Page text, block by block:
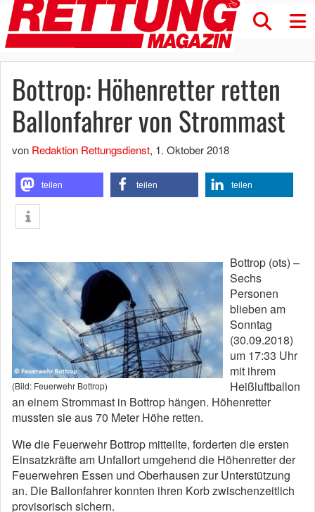
Bottrop: Höhenretter retten
Ballonfahrer von Strommast
von Redaktion Rettungsdienst, 1. Oktober 2018
teilen teilen teilen
(Bild: Feuerwehr Bottrop)
Bottrop (ots) –
Sechs
Personen
blieben am
Sonntag
(30.09.2018)
um 17:33 Uhr
mit ihrem
Heißluftballon
an einem Strommast in Bottrop hängen. Höhenretter
mussten sie aus 70 Meter Höhe retten.
Wie die Feuerwehr Bottrop mitteilte, forderten die ersten
Einsatzkräfte am Unfallort umgehend die Höhenretter der
Feuerwehren Essen und Oberhausen zur Unterstützung
an. Die Ballonfahrer konnten ihren Korb zwischenzeitlich
provisorisch sichern.